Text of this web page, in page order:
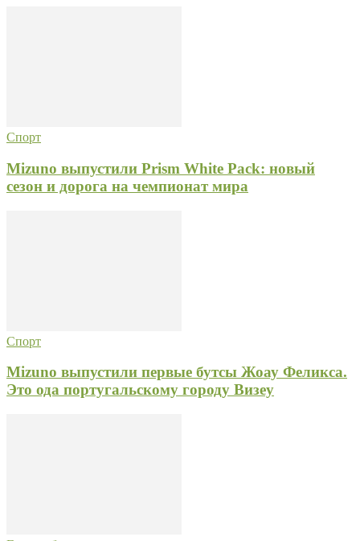
Спорт
Mizuno выпустили Prism White Pack: новый
сезон и дорога на чемпионат мира
Спорт
Mizuno выпустили первые бутсы Жоау Феликса.
Это ода португальскому городу Визеу